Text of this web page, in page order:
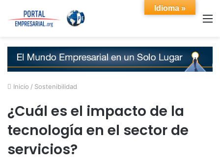
Inicio / Sostenibilidad
¿Cuál es el impacto de la
tecnología en el sector de
servicios?
Idioma »